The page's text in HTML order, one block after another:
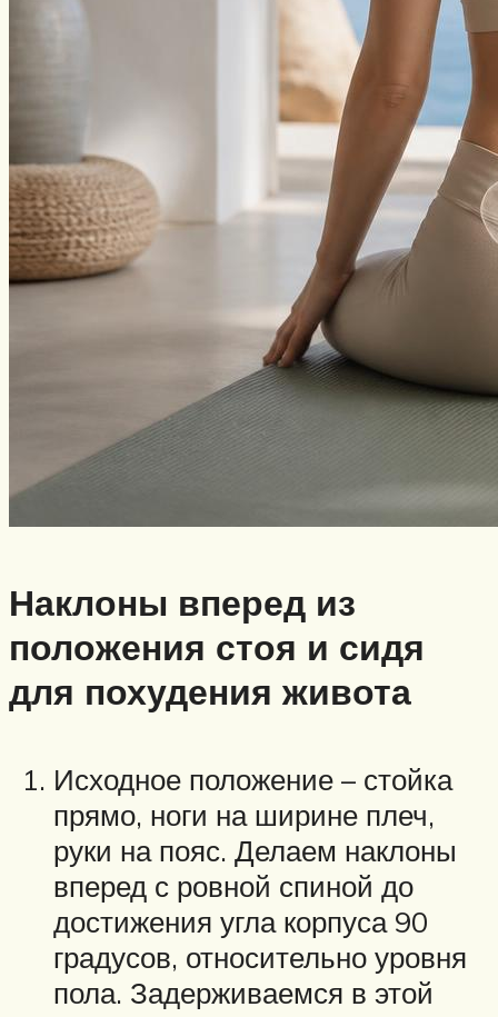
Наклоны вперед из
положения стоя и сидя
для похудения живота
Исходное положение – стойка
прямо, ноги на ширине плеч,
руки на пояс. Делаем наклоны
вперед с ровной спиной до
достижения угла корпуса 90
градусов, относительно уровня
пола. Задерживаемся в этой